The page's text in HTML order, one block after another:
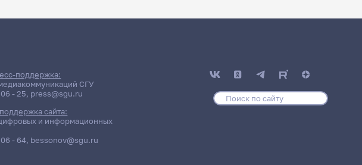
поддержка:
СГУ
- 25, press@sgu.ru
сайта:
и информационных
- 64, bessonov@sgu.ru